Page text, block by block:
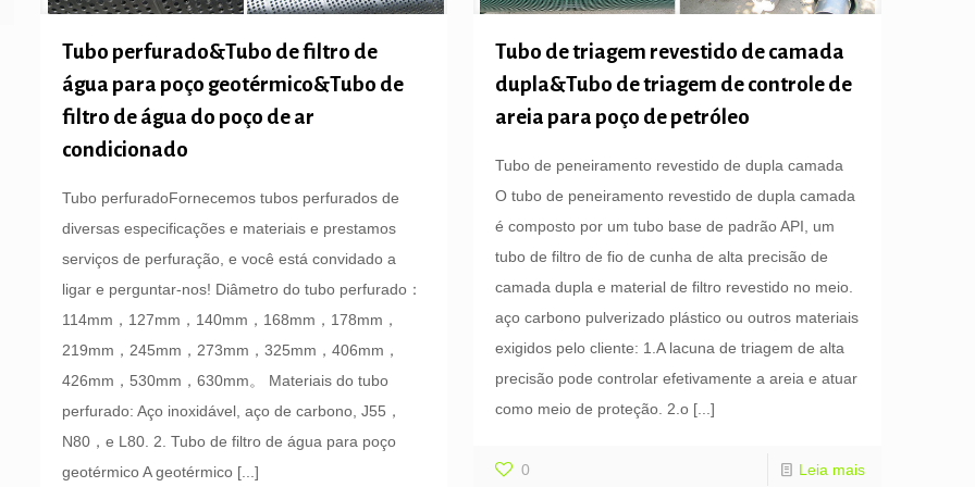
Tubo perfurado&Tubo de filtro de
água para poço geotérmico&Tubo de
filtro de água do poço de ar
condicionado
Tubo perfuradoFornecemos tubos perfurados de
diversas especificações e materiais e prestamos
serviços de perfuração, e você está convidado a
ligar e perguntar-nos! Diâmetro do tubo perfurado：
114mm，127mm，140mm，168mm，178mm，
219mm，245mm，273mm，325mm，406mm，
426mm，530mm，630mm。 Materiais do tubo
perfurado: Aço inoxidável, aço de carbono, J55，
N80，e L80. 2. Tubo de filtro de água para poço
geotérmico A geotérmico[...]
Tubo de triagem revestido de camada
dupla&Tubo de triagem de controle de
areia para poço de petróleo
Tubo de peneiramento revestido de dupla camada
O tubo de peneiramento revestido de dupla camada
é composto por um tubo base de padrão API, um
tubo de filtro de fio de cunha de alta precisão de
camada dupla e material de filtro revestido no meio.
aço carbono pulverizado plástico ou outros materiais
exigidos pelo cliente: 1.A lacuna de triagem de alta
precisão pode controlar efetivamente a areia e atuar
como meio de proteção. 2.o [...]
0 Leia mais